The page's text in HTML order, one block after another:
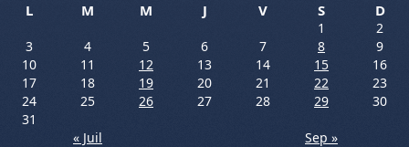
L
M M J V S D
1
2
3
4 5 6 7 8
9
10
11 12 13 14 15
16
17
18 19 20 21 22
23
24
25 26 27 28 29
30
31
« Juil
Sep »